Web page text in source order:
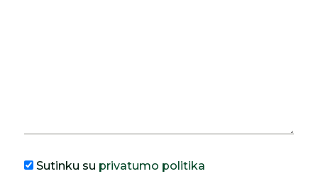
Sutinku su privatumo politika